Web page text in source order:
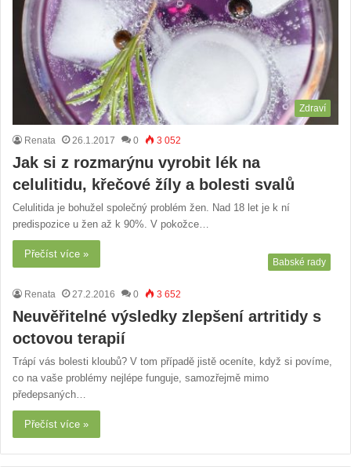
Zdraví
Renata 26.1.2017 0 3 052
Jak si z rozmarýnu vyrobit lék na
celulitidu, křečové žíly a bolesti svalů
Celulitida je bohužel společný problém žen. Nad 18 let je k ní
predispozice u žen až k 90%. V pokožce…
Přečíst více »
Babské rady
Renata 27.2.2016 0 3 652
Neuvěřitelné výsledky zlepšení artritidy s
octovou terapií
Trápí vás bolesti kloubů? V tom případě jistě oceníte, když si povíme,
co na vaše problémy nejlépe funguje, samozřejmě mimo
předepsaných…
Přečíst více »